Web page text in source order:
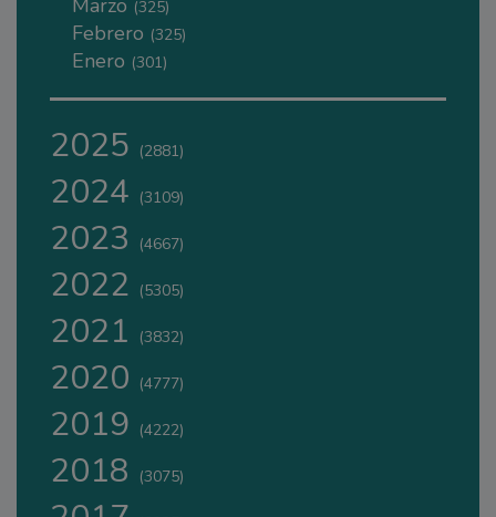
Marzo (325)
Febrero (325)
Enero (301)
2025 (2881)
2024 (3109)
2023 (4667)
2022 (5305)
2021 (3832)
2020 (4777)
2019 (4222)
2018 (3075)